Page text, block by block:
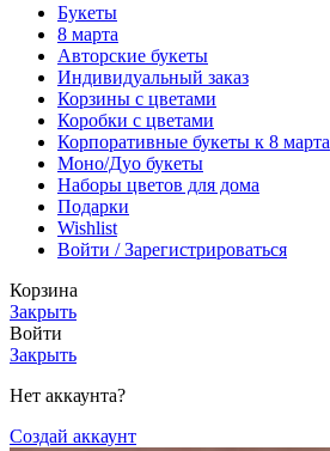
Букеты
8 марта
Авторские букеты
Индивидуальный заказ
Корзины с цветами
Коробки с цветами
Корпоративные букеты к 8 марта
Моно/Дуо букеты
Наборы цветов для дома
Подарки
Wishlist
Войти / Зарегистрироваться
Корзина
Закрыть
Войти
Закрыть
Нет аккаунта?
Создай аккаунт